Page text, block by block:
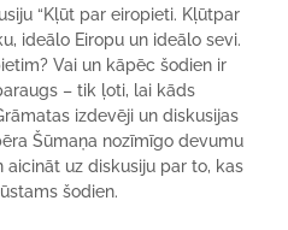
“Kļūt par eiropieti. Kļūtpar
ideālo Eiropu un ideālo sevi.
Vai un kāpēc šodien ir
– tik ļoti, lai kāds
izdevēji un diskusijas
Šūmaņa nozīmīgo devumu
aicināt uzdiskusiju par to, kas
šodien.